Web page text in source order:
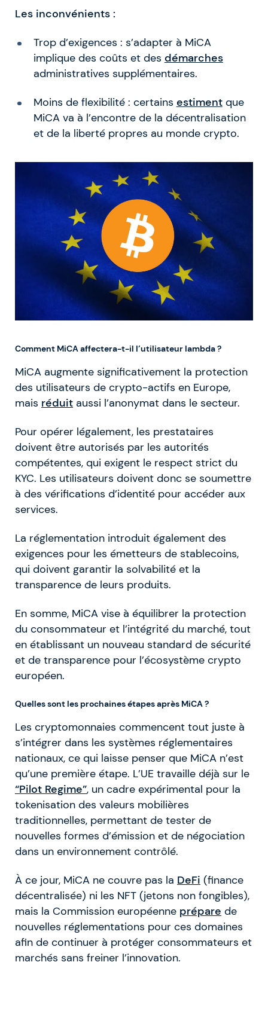
Les inconvénients :
Trop d’exigences : s’adapter à MiCA
implique des coûts et des démarches
administratives supplémentaires.
Moins de flexibilité : certains estimentque
MiCA va à l’encontre de la décentralisation
et de la liberté propres au monde crypto.
Comment MiCA affectera-t-il l’utilisateur lambda ?
MiCA augmente significativement la protection
des utilisateurs de crypto-actifs en Europe,
mais réduit aussi l’anonymat dans le secteur.
Pour opérer légalement, les prestataires
doivent être autorisés par les autorités
compétentes, qui exigent le respect strict du
KYC. Les utilisateurs doivent donc se soumettre
à des vérifications d’identité pour accéder aux
services.
La réglementation introduit également des
exigences pour les émetteurs de stablecoins,
qui doivent garantir la solvabilité et la
transparence de leurs produits.
En somme, MiCA vise à équilibrer la protection
du consommateur et l’intégrité du marché, tout
en établissant un nouveau standard de sécurité
et de transparence pour l’écosystème crypto
européen.
Quelles sont les prochaines étapes après MiCA ?
Les cryptomonnaies commencent tout juste à
s’intégrer dans les systèmes réglementaires
nationaux, ce qui laisse penser que MiCA n’est
qu’une première étape. L’UE travaille déjà sur le
“Pilot Regime”, un cadre expérimental pour la
tokenisation des valeurs mobilières
traditionnelles, permettant de tester de
nouvelles formes d’émission et de négociation
dans un environnement contrôlé.
À ce jour, MiCA ne couvre pas la DeFi (finance
décentralisée) ni les NFT (jetons non fongibles),
mais la Commission européenne prépare de
nouvelles réglementations pour ces domaines
afin de continuer à protéger consommateurs et
marchés sans freiner l’innovation.